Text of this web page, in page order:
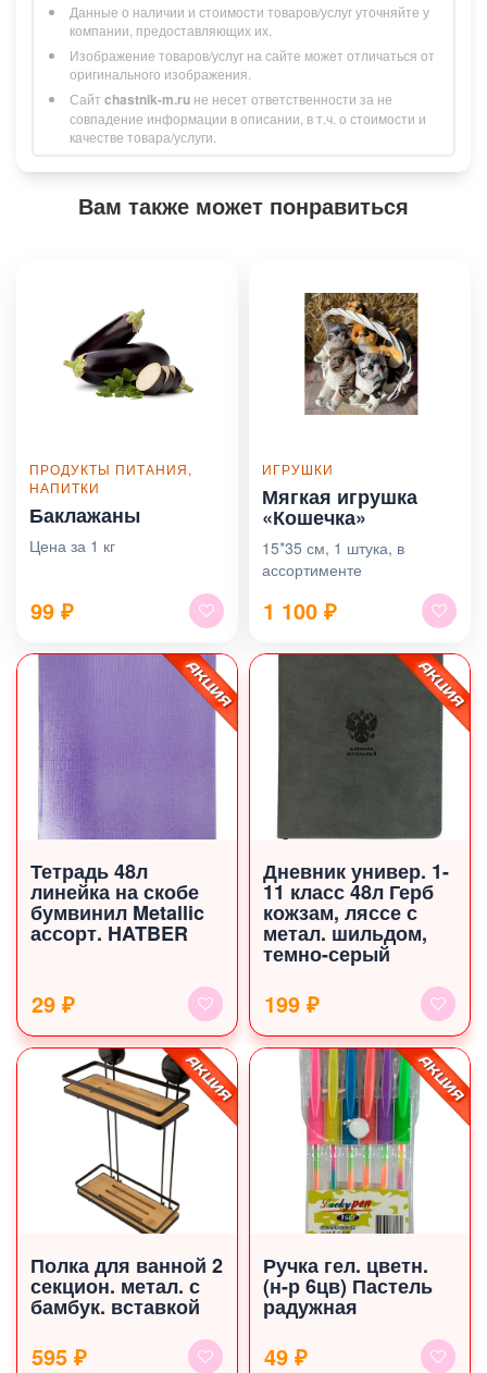
Данные о наличии и стоимости товаров/услуг уточняйте у
компании, предоставляющих их.
Изображение товаров/услуг на сайте может отличаться от
оригинального изображения.
Сайт chastnik-m.ru не несет ответственности за не
совпадение информации в описании, в т.ч. о стоимости и
качестве товара/услуги.
Вам также может понравиться
ПРОДУКТЫ ПИТАНИЯ,
НАПИТКИ
Баклажаны
Цена за 1 кг
99 ₽
ИГРУШКИ
Мягкая игрушка
«Кошечка»
15*35 см, 1 штука, в
ассортименте
1 100 ₽
Тетрадь 48л
линейка на скобе
бумвинил Metallic
ассорт. HATBER
29 ₽
Дневник универ. 1-
11 класс 48л Герб
кожзам, ляссе с
метал. шильдом,
темно-серый
199 ₽
Полка для ванной 2
секцион. метал. с
бамбук. вставкой
595 ₽
Ручка гел. цветн.
(н-р 6цв) Пастель
радужная
49 ₽